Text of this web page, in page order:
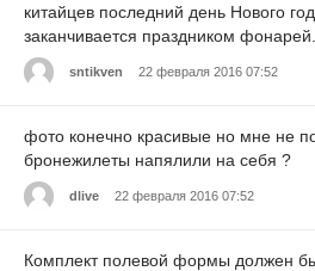
китайцев последний день Нового
заканчивается праздником фонарей.
sntikven 22 февраля 2016 07:52
фото конечно красивые но мне не
бронежилеты напялили на себя ?
dlive 22 февраля 2016 07:52
Комплект полевой формы должен